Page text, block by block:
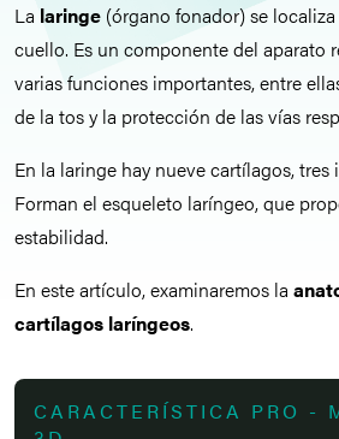
La laringe (órgano fonador) se
cuello. Es un componente del aparato
varias funciones importantes, entre
de la tos y la protección de las vías
En la laringe hay nueve cartílagos, tres
Forman el esqueleto laríngeo, que
estabilidad.
En este artículo, examinaremos la
cartílagos laríngeos.
CARACTERÍSTICA PRO -